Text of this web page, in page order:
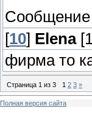
Сообщение
[10] Elena
фирма то
Страница 1 из 3 1 2 3 »
Полная версия сайта